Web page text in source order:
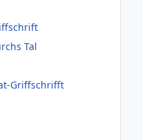
Tal
Griffschrifft